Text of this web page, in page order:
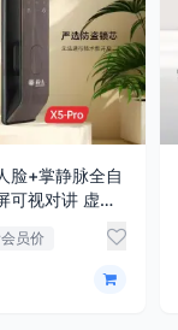
脸+掌静脉全自
可视对讲 虚位
员价